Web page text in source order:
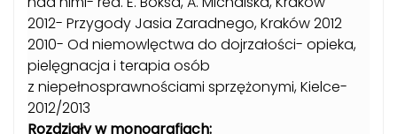
2012- Przygody Jasia Zaradnego, Kraków 2012
2010- Od niemowlęctwa do dojrzałości- opieka,
pielęgnacja i terapia osób
z niepełnosprawnościami sprzężonymi, Kielce-
2012/2013
Rozdziały w monografiach: